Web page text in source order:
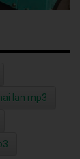
lan mp3